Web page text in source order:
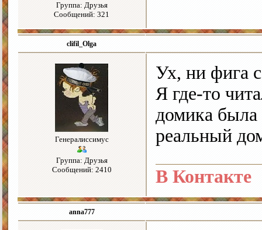
Группа: Друзья
Сообщений: 321
clifil_Olga
Генералиссимус
Группа: Друзья
Сообщений: 2410
Ух, ни фига
Я где-то
домика была
реальный
В Контакте
anna777